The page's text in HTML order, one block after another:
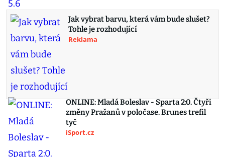
Jak vybrat barvu, která vám bude slušet?
Tohle je rozhodující
Reklama
ONLINE: Mladá Boleslav - Sparta 2:0. Čtyři
změny Pražanů v poločase. Brunes trefil
tyč
iSport.cz